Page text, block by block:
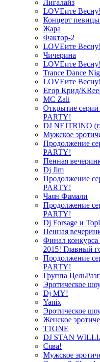
Лигалайз
LOVEите Весну!
Концерт
Жара
Фактор-2
LOVEите Весну!
Чичерина
LOVEите Весну!
Trance Dance
LOVEите Весну!
Егор Крид/
MC Zali
Открытие
PARTY!
DJ NEJTRINO
Мужское
Продолжение
PARTY!
Пенная
Dj Jim
Продолжение
PARTY!
Чаян Фамали
Продолжение
PARTY!
Dj Forsage и
Пенная
Финал
2015! Главный
Продолжение
PARTY!
Группа
Эротическое
Dj MY!
Yanix
Эротическое
Женское
T1ONE
DJ STAN
Сява!
Мужское